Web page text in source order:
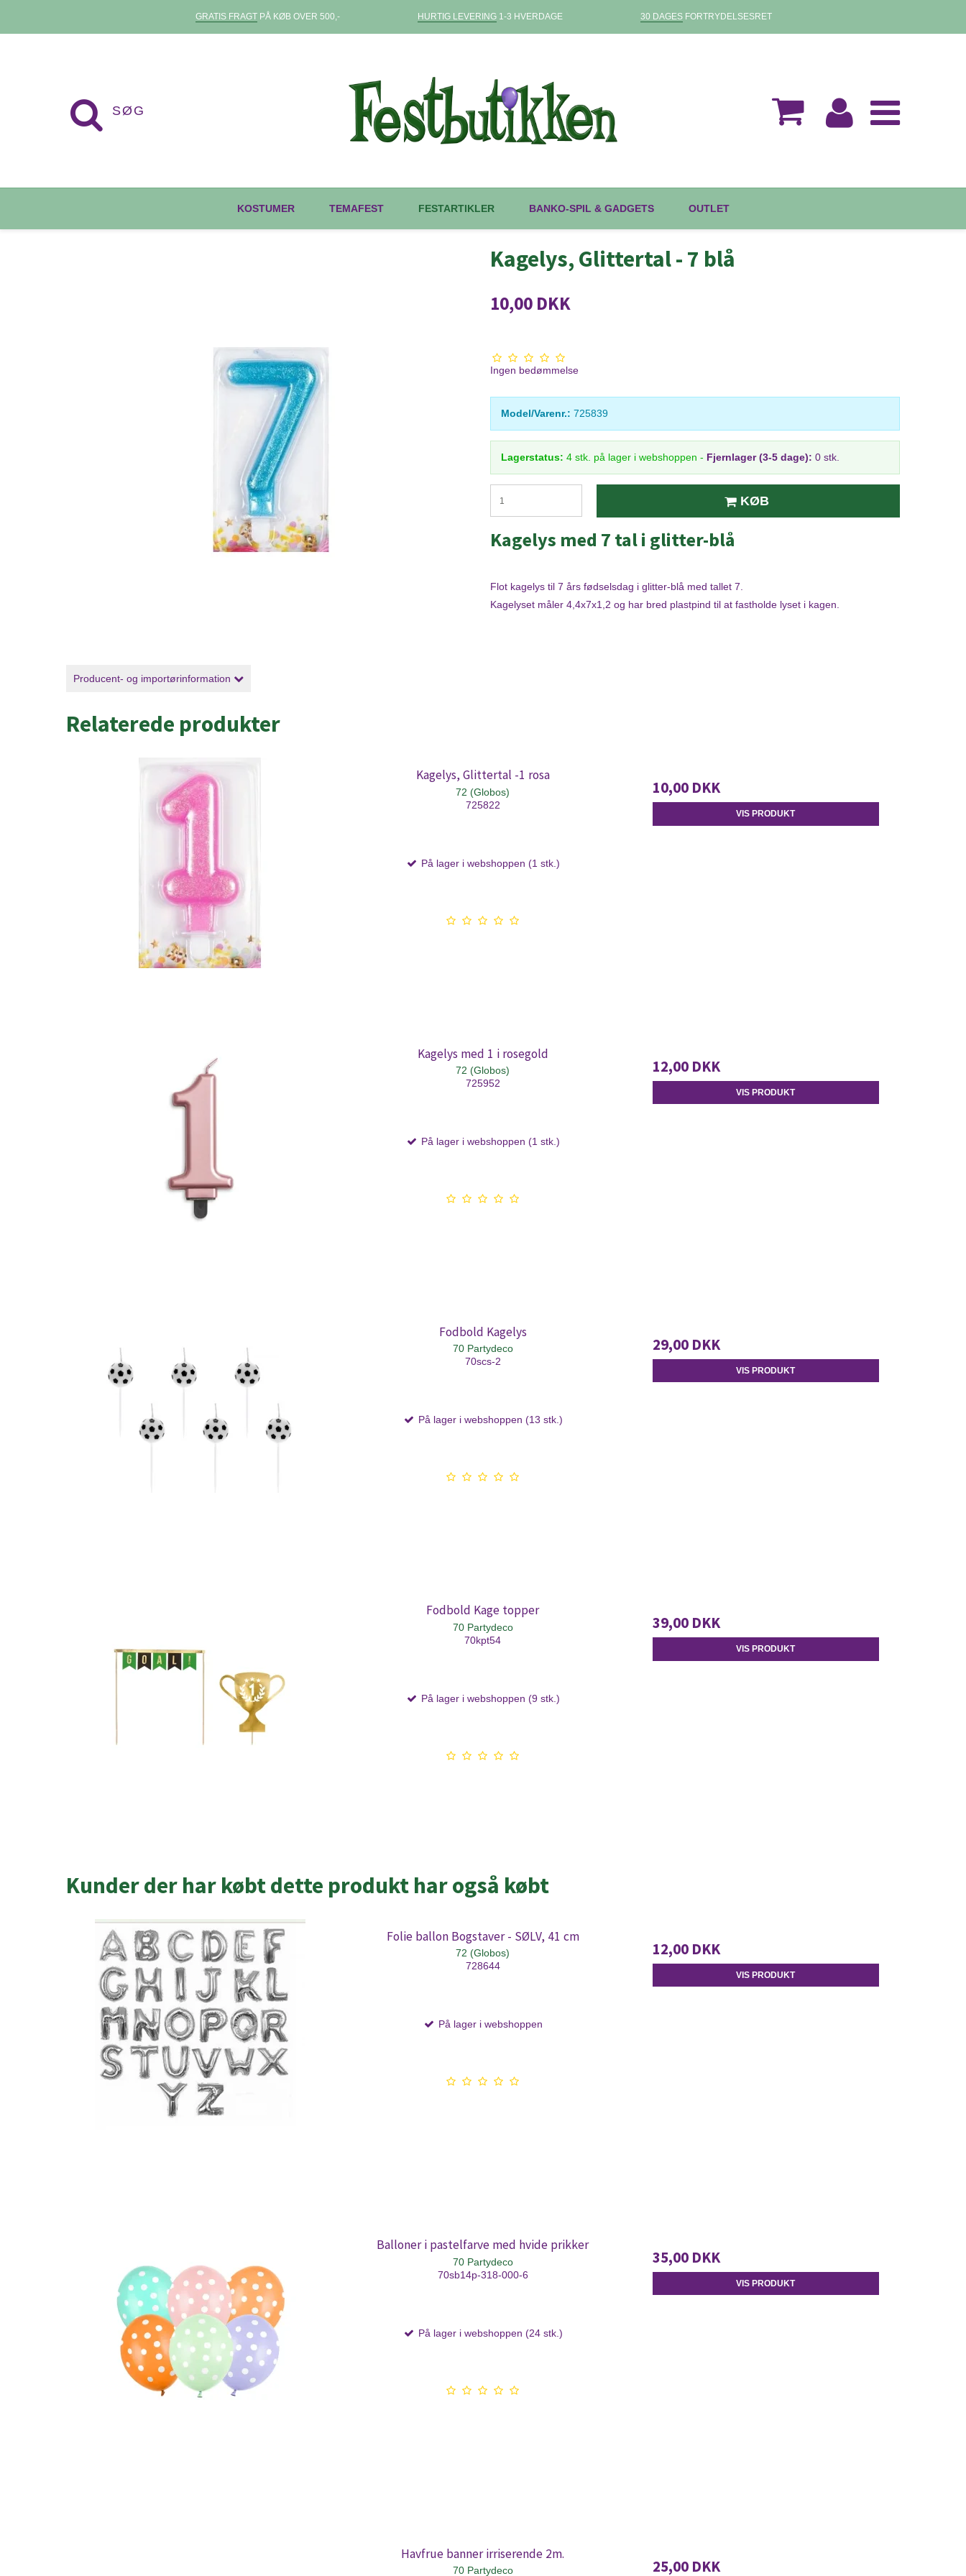
GRATIS FRAGTPÅ KØB OVER 500,- HURTIG LEVERING1-3 HVERDAGE 30 DAGESFORTRYDELSESRET
KOSTUMER TEMAFEST FESTARTIKLER BANKO-SPIL & GADGETS OUTLET
Producent- og importørinformation
Kagelys, Glittertal - 7 blå
10,00 DKK
Ingen bedømmelse
Model/Varenr.: 725839
Lagerstatus: 4 stk. på lager i webshoppen - Fjernlager (3-5 dage): 0 stk.
KØB
Kagelys med 7 tal i glitter-blå
Flot kagelys til 7 års fødselsdag i glitter-blå med tallet 7.
Kagelyset måler 4,4x7x1,2 og har bred plastpind til at fastholde lyset i kagen.
Relaterede produkter
Kagelys, Glittertal -1 rosa
72 (Globos)
725822
På lager i webshoppen (1 stk.)
10,00 DKK
VIS PRODUKT
Kagelys med 1 i rosegold
72 (Globos)
725952
På lager i webshoppen (1 stk.)
12,00 DKK
VIS PRODUKT
Fodbold Kagelys
70 Partydeco
70scs-2
På lager i webshoppen (13 stk.)
29,00 DKK
VIS PRODUKT
Fodbold Kage topper
70 Partydeco
70kpt54
På lager i webshoppen (9 stk.)
39,00 DKK
VIS PRODUKT
Kunder der har købt dette produkt har også købt
Folie ballon Bogstaver - SØLV, 41 cm
72 (Globos)
728644
På lager i webshoppen
12,00 DKK
VIS PRODUKT
Balloner i pastelfarve med hvide prikker
70 Partydeco
70sb14p-318-000-6
På lager i webshoppen (24 stk.)
35,00 DKK
VIS PRODUKT
Havfrue banner irriserende 2m.
70 Partydeco 25,00 DKK